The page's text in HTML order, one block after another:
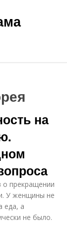
на
о прекращении
У женщины не
еда, а
не было.